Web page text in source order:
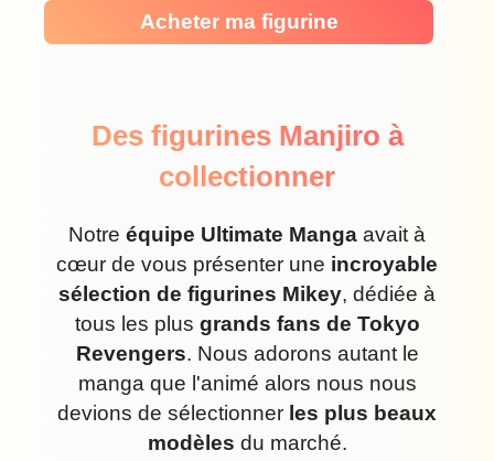
Acheter ma figurine
Des figurines Manjiro à
collectionner
Notre équipe Ultimate Manga avait à
cœur de vous présenter une incroyable
sélection de figurines Mikey, dédiée à
tous les plus grands fans de Tokyo
Revengers. Nous adorons autant le
manga que l'animé alors nous nous
devions de sélectionner les plus beaux
modèles du marché.